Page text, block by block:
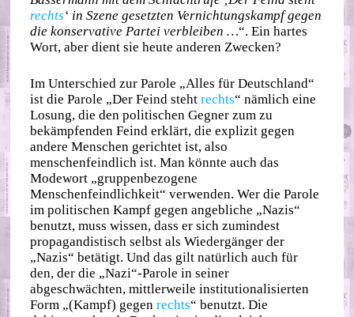
rechts‘ in Szene gesetzten Vernichtungskampf gegen
die konservative Partei verbleiben …“. Ein hartes
Wort, aber dient sie heute anderen Zwecken?
Im Unterschied zur Parole „Alles für Deutschland“
ist die Parole „Der Feind stehtrechts“ nämlich eine
Losung, die den politischen Gegner zum zu
bekämpfenden Feind erklärt, die explizit gegen
andere Menschen gerichtet ist, also
menschenfeindlich ist. Man könnte auch das
Modewort „gruppenbezogene
Menschenfeindlichkeit“ verwenden. Wer die Parole
im politischen Kampf gegen angebliche „Nazis“
benutzt, muss wissen, dass er sich zumindest
propagandistisch selbst als Wiedergänger der
„Nazis“ betätigt. Und das gilt natürlich auch für
den, der die „Nazi“-Parole in seiner
abgeschwächten, mittlerweile institutionalisierten
Form „(Kampf) gegenrechts“ benutzt. Die